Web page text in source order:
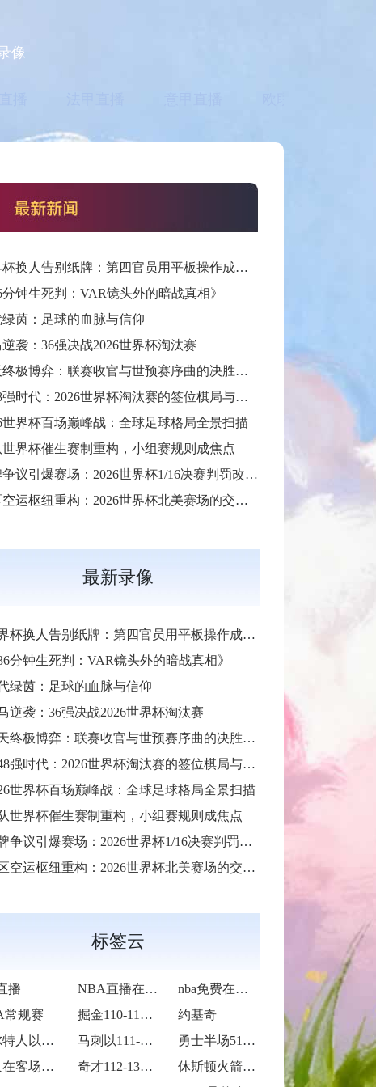
像
世界杯换人告别纸牌：第四官员用平板操作成新规
分钟生死判：VAR镜头外的暗战真相》
绿茵：足球的血脉与信仰
袭：36强决战2026世界杯淘汰赛
30天终极博弈：联赛收官与世预赛序曲的决胜交汇
**48强时代：2026世界杯淘汰赛的签位棋局与战略推演**
世界杯百场巅峰战：全球足球格局全景扫描
世界杯催生赛制重构，小组赛规则成焦点
红牌争议引爆赛场：2026世界杯1/16决赛判罚改写战局
跨区空运枢纽重构：2026世界杯北美赛场的交通协同与效能优化方案
最新录像
杯换人告别纸牌：第四官员用平板操作成新规
36分钟生死判：VAR镜头外的暗战真相》
绿茵：足球的血脉与信仰
逆袭：36强决战2026世界杯淘汰赛
终极博弈：联赛收官与世预赛序曲的决胜交汇
强时代：2026世界杯淘汰赛的签位棋局与战略推演**
世界杯百场巅峰战：全球足球格局全景扫描
世界杯催生赛制重构，小组赛规则成焦点
争议引爆赛场：2026世界杯1/16决赛判罚改写战局
运枢纽重构：2026世界杯北美赛场的交通协同与效能优化方案
标签云
播 NBA直播在线观看
nba免费在线高清直播
常规赛
掘金110-113不敌马刺
约基奇
凯尔特人以109-86战胜火箭
马刺以111-122不敌掘金
勇士半场51-75落后国王24分
湖人在客场以115-119惜败火箭
奇才112-135不敌火箭
休斯顿火箭造访客场以119-115险胜孟